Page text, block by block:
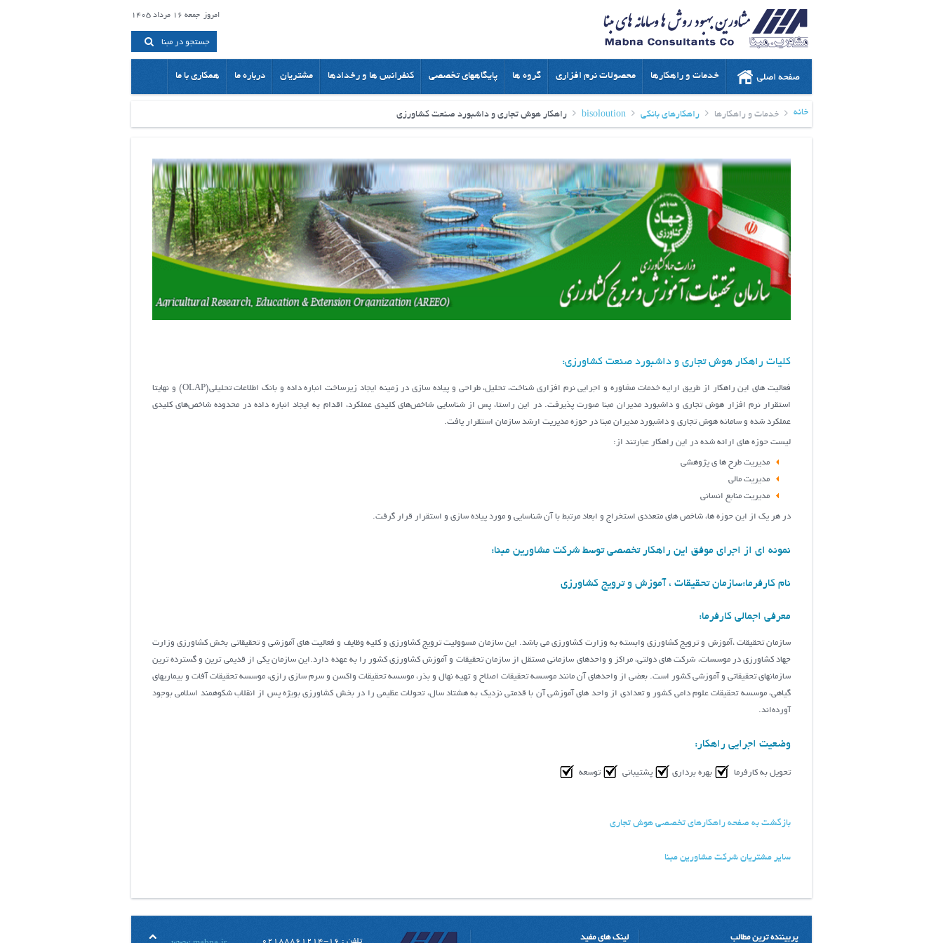
جمعه 16 مرداد 1405 امروز
جستجو در مبنا
خدمات و راهکارها محصولات نرم افزاری گروه ها پایگاههای تخصصی کنفرانس ها و رخدادها مشتریان درباره ما همکاری با ما
خانه خدمات و راهکارها راهکارهای بانکی bisoloution راهکار هوش تجاری و داشبورد صنعت کشاورزی
کلیات راهکار هوش تجاری و داشبورد صنعت کشاورزی:
فعالیت های این راهکار از طریق ارایه خدمات مشاوره و اجرایی نرم افزاری شناخت، تحلیل، طراحی و پیاده سازی در زمینه ایجاد زیرساخت انباره داده و بانک اطلاعات تحلیلی(OLAP) و نهایتا
استقرار نرم افزار هوش تجاری و داشبورد مدیران مبنا صورت پذیرفت. در این راستا، پس از شناسايي شاخص‌هاي كليدي عملكرد، اقدام به ايجاد انباره داده در محدوده شاخص‌هاي كليدي
عملكرد شده و سامانه هوش تجاري و داشبورد مديران مبنا در حوزه مديريت ارشد سازمان استقرار یافت.
لیست حوزه های ارائه شده در این راهکار عبارتند از:
مدیریت طرح‌ ها ی پژوهشی
مدیریت مالی
مدیریت منابع انسانی
در هر یک از این حوزه ها، شاخص های متعددی استخراج و ابعاد مرتبط با آن شناسایی و مورد پیاده سازی و استقرار قرار گرفت.
نمونه ای از اجرای موفق این راهکار تخصصی توسط شرکت مشاورین مبنا:
نام کارفرما:سازمان تحقیقات ، آموزش و ترویج کشاورزی
معرفی اجمالی کارفرما:
سازمان تحقیقات ،آموزش و ترویج کشاورزی وابسته به وزارت کشاورزی می باشد. این سازمان مسوولیت ترویج کشاورزی و كليه وظايف و فعاليت هاي آموزشي و تحقيقاتي بخش كشاورزي وزارت
جهاد كشاورزي در موسسات، شركت هاي دولتي، مراكز و واحدهاي سازماني مستقل از سازمان تحقيقات و آموزش كشاورزي کشور را به عهده دارد.این سازمان یکی از قدیمی ترین و گسترده ترین
سازمانهای تحقیقاتی و آموزشی کشور است. بعضی از واحدهای آن مانند موسسه تحقیقات اصلاح و تهیه نهال و بذر، موسسه تحقیقات واکسن و سرم سازی رازی، موسسه تحقیقات آفات و بیماریهای
گیاهی، موسسه تحقیقات علوم دامی کشور و تعدادی از واحد های آموزشی آن با قدمتی نزدیک به هشتاد سال، تحولات عظیمی را در بخش کشاورزی بویژه پس از انقلاب شکوهمند اسلامی بوجود
آورده‌اند.
وضعیت اجرایی راهکار:
تحویل به کارفرما بهره برداری پشتیبانی توسعه
بازگشت به صفحه راهکارهای تخصصی هوش تجاری
سایر مشتریان شرکت مشاورین مبنا
پربیننده ترین مطالب لینک های مفید